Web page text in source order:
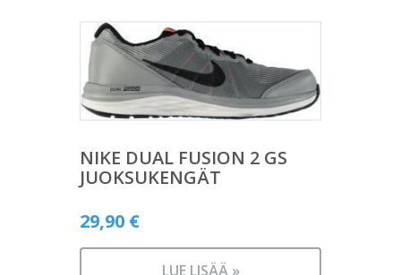
NIKE DUAL FUSION 2 GS
JUOKSUKENGÄT
29,90 €
LUE LISÄÄ »